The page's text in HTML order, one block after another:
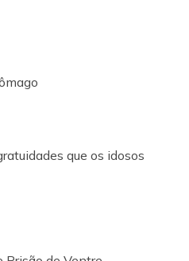
que os idosos